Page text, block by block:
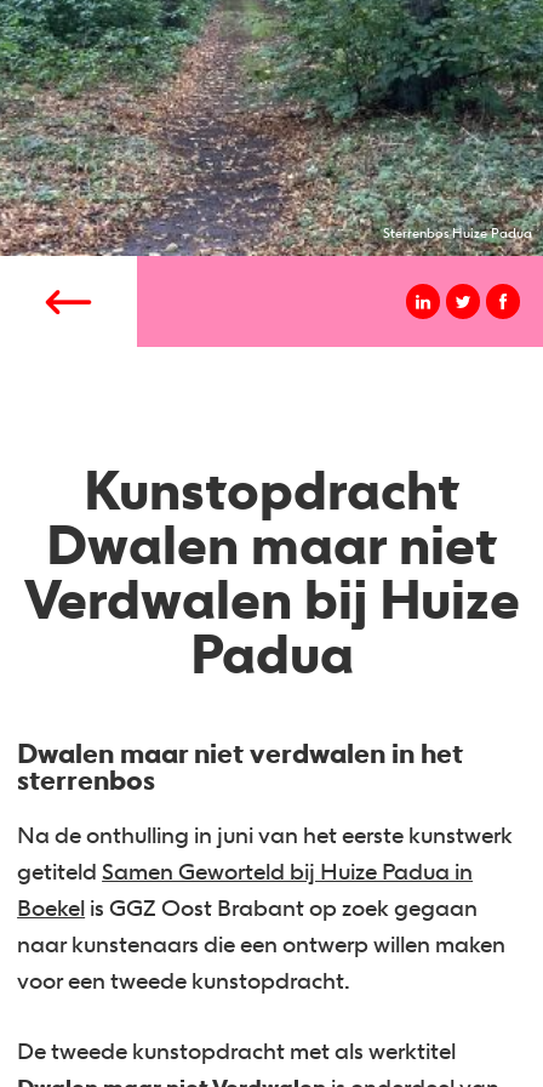
Sterrenbos Huize Padua
Kunstopdracht
Dwalen maar niet
Verdwalen bij Huize
Padua
Dwalen maar niet verdwalen in het
sterrenbos
Na de onthulling in juni van het eerste kunstwerk
getiteld Samen Geworteld bij Huize Padua in
Boekel is GGZ Oost Brabant op zoek gegaan
naar kunstenaars die een ontwerp willen maken
voor een tweede kunstopdracht.
De tweede kunstopdracht met als werktitel